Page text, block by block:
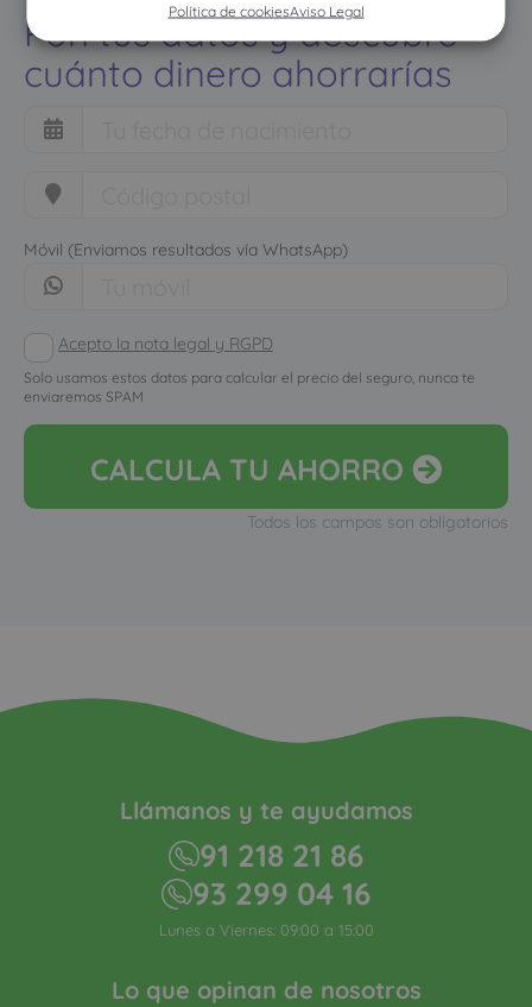
Política de cookiesAviso Legal
Pon tus datos y descubre
cuánto dinero ahorrarías
Móvil (Enviamos resultados vía WhatsApp)
Acepto la nota legal y RGPD
Solo usamos estos datos para calcular el precio del seguro, nunca te
enviaremos SPAM
CALCULA TU AHORRO
Todos los campos son obligatorios
Lo que opinan de nosotros
Llámanos y te ayudamos
91 218 21 86
93 299 04 16
Lunes a Viernes: 09:00 a 15:00